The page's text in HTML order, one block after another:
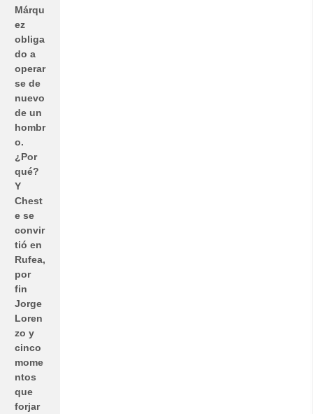
Márqu
ez
obliga
do a
operar
se de
nuevo
de un
hombr
o.
¿Por
qué?
Y
Chest
e se
convir
tió en
Rufea,
por
fin
Jorge
Loren
zo y
cinco
mome
ntos
que
forjar